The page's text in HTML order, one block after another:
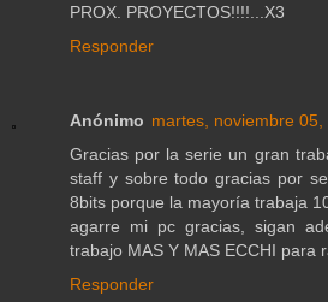
PROX. PROYECTOS!!!!...X3
Responder
Anónimo martes, noviembre 05,
Gracias por la serie un gran
staff y sobre todo gracias por
8bits porque la mayoría trabaja
agarre mi pc gracias, sigan
trabajo MAS Y MAS ECCHI para
Responder